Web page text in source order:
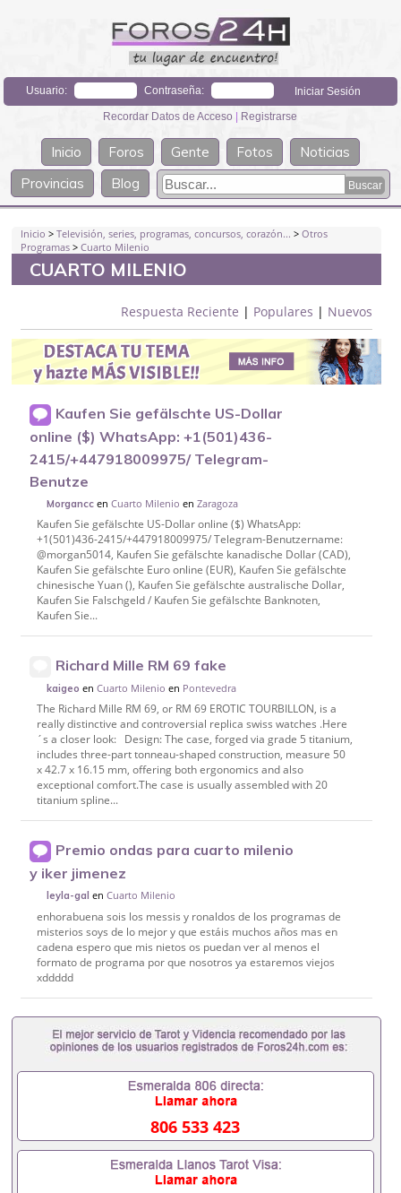
Usuario: Contraseña:
Recordar Datos de Acceso | Registrarse
Inicio Foros Gente Fotos
Noticias
Provincias
Blog
Inicio >Televisión, series, programas, concursos, corazón... >Otros
Programas >Cuarto Milenio
CUARTO MILENIO
Respuesta Reciente | Populares | Nuevos
Kaufen Sie gefälschte US-Dollar
online ($) WhatsApp: +1(501)436-
2415/+447918009975/ Telegram-
Benutze
Morgancc enCuarto Milenio enZaragoza
Kaufen Sie gefälschte US-Dollar online ($) WhatsApp:
+1(501)436-2415/+447918009975/ Telegram-Benutzername:
@morgan5014, Kaufen Sie gefälschte kanadische Dollar (CAD),
Kaufen Sie gefälschte Euro online (EUR), Kaufen Sie gefälschte
chinesische Yuan (), Kaufen Sie gefälschte australische Dollar,
Kaufen Sie Falschgeld / Kaufen Sie gefälschte Banknoten,
Kaufen Sie...
Richard Mille RM 69 fake
kaigeo enCuarto Milenio en Pontevedra
The Richard Mille RM 69, or RM 69 EROTIC TOURBILLON, is a
really distinctive and controversial replica swiss watches .Here
´s a closer look: Design: The case, forged via grade 5 titanium,
includes three-part tonneau-shaped construction, measure 50
x 42.7 x 16.15 mm, offering both ergonomics and also
exceptional comfort.The case is usually assembled with 20
titanium spline...
Premio ondas para cuarto milenio
y iker jimenez
leyla-gal enCuarto Milenio
enhorabuena sois los messis y ronaldos de los programas de
misterios soys de lo mejor y que estáis muchos años mas en
cadena espero que mis nietos os puedan ver al menos el
formato de programa por que nosotros ya estaremos viejos
xddddd
806 533 423